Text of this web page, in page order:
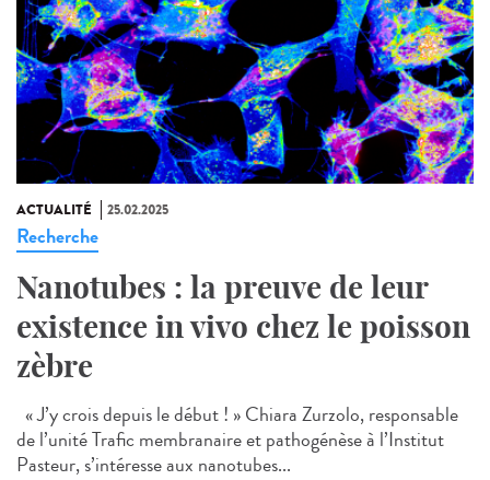
ACTUALITÉ 25.02.2025
Recherche
Nanotubes : la preuve de leur
existence in vivo chez le poisson
zèbre
« J’y crois depuis le début ! » Chiara Zurzolo, responsable
de l’unité Trafic membranaire et pathogénèse à l’Institut
Pasteur, s’intéresse aux nanotubes...